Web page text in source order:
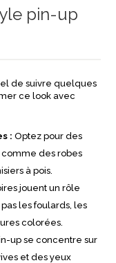
pin-up
de suivre quelques
ce look avec
: Optez pour des
des robes
à pois.
jouent un rôle
les foulards, les
colorées.
up se concentre sur
et des yeux